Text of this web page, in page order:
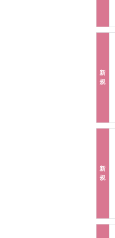
新
規
新
規